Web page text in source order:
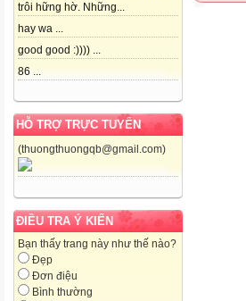
trôi hững hờ. Những...
hay wa ...
good good :)))) ...
86 ...
HỖ TRỢ TRỰC TUYẾN
(thuongthuongqb@gmail.com)
ĐIỀU TRA Ý KIẾN
Bạn thấy trang này như thế nào?
Đẹp
Đơn điệu
Bình thường